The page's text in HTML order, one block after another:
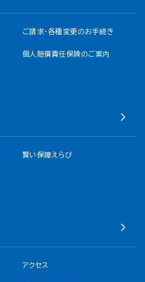
ご請求・各種変更のお手続き
個人賠償責任保険のご案内
賢い保障えらび
アクセス